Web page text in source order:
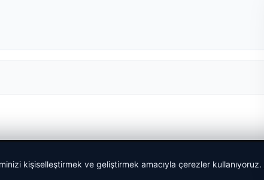
kişiselleştirmek ve geliştirmek amacıyla çerezler kullanıyoruz.